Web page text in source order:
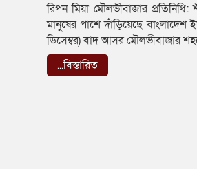
রিপন মিয়া মৌলভীবাজার
মানুষের পাশে দাঁড়িয়েছে বাংলাদেশ
ডিসেম্বর) বাদ আসর মৌলভীবাজার
...বিস্তারিত